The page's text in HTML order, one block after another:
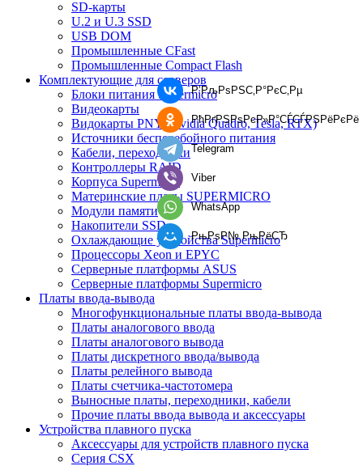
SD-карты
U.2 и U.3 SSD
USB DOM
Промышленные CFast
Промышленные Compact Flash
Комплектующие для серверов
Блоки питания Supermicro
Видеокарты
Видокарты PNY (Nvidia Quadro, Tesla, RTX)
Источники бесперебойного питания
Кабели, переходники
Контроллеры RAID
Корпуса Supermicro
Материнские платы SUPERMICRO
Модули памяти
Накопители SSD
Охлаждающие устройства Supermicro
Процессоры Xeon и EPYC
Серверные платформы ASUS
Серверные платформы Supermicro
Платы ввода-вывода
Многофункциональные платы ввода-вывода
Платы аналогового ввода
Платы аналогового вывода
Платы дискретного ввода/вывода
Платы релейного вывода
Платы счетчика-частотомера
Выносные платы, переходники, кабели
Прочие платы ввода вывода и аксессуары
Устройства плавного пуска
Аксессуары для устройств плавного пуска
Серия CSX
Р’РљРѕРЅС‚Р°РєС‚Рµ
РћРґРЅРѕРєР»Р°СЃСЃРЅРёРєРё
Telegram
Viber
WhatsApp
РњРѕР№ РњРёСЂ